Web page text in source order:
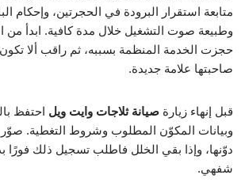
متابعة استقرار البرودة في الحجرتين، وإحكام
وطبيعة صوت التشغيل خلال مدة كافية. ابدأ من
حجزت الخدمة المنظمة بسببه، ثم راقب ألا تكون
صاحبتها علامة جديدة.
قبل إنهاء زيارة صيانة ثلاجات وايت ويل احتفظ
وبيانات المكوّن المطلوب وشروط التغطية. صوّر
دوّنها، وإذا بقي الخلل فاطلب تسجيل ذلك فورًا
شفهي.